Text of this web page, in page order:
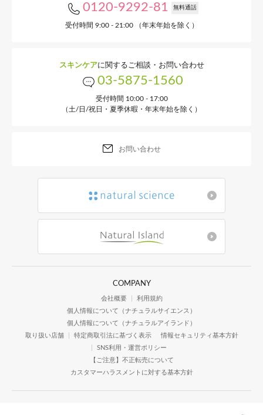
0120-9292-81 無料通話
受付時間 9:00 - 21:00 （年末年始を除く）
スキンケアに関するご相談・お問い合わせ
03-5875-1560
受付時間 10:00 - 17:00
（土/日/祝日・夏季休暇・年末年始を除く）
お問い合わせ
COMPANY
会社概要
利用規約
個人情報について（ナチュラルサイエンス）
個人情報について（ナチュラルアイランド）
取り扱い店舗
特定商取引法に基づく表示
情報セキュリティ基本方針
SNS利用・運営ポリシー
【ご注意】不正転売について
カスタマーハラスメントに対する基本方針